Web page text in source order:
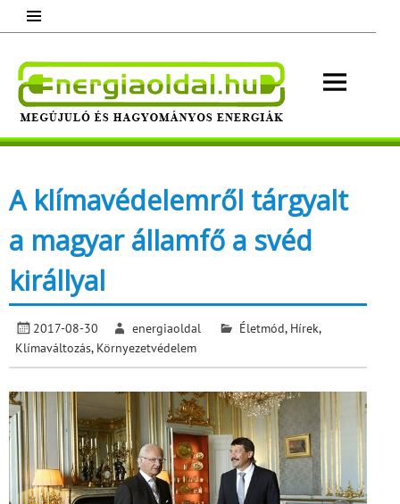
content
Megújuló és hagyományos energiák.
A klímavédelemről tárgyalt
a magyar államfő a svéd
királlyal
2017-08-30 energiaoldal Életmód, Hírek,
Klímaváltozás, Környezetvédelem